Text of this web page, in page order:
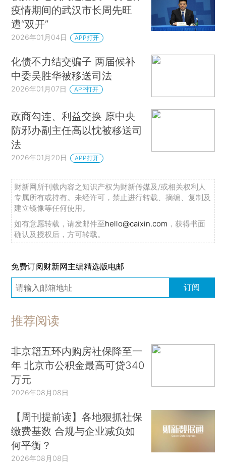
疫情期间的武汉市长周先旺
遭“双开”
2026年01月04日 APP打开
化债不力结交骗子 两届候补
中委吴胜华被移送司法
2026年01月07日 APP打开
政商勾连、利益交换 原中央
防邪办副主任高以忱被移送司
法
2026年01月20日 APP打开
财新网所刊载内容之知识产权为财新传媒及/或相关权利人
专属所有或持有。未经许可，禁止进行转载、摘编、复制及
建立镜像等任何使用。
如有意愿转载，请发邮件至hello@caixin.com ，获得书面
确认及授权后，方可转载。
免费订阅财新网主编精选版电邮
订阅
推荐阅读
非京籍五环内购房社保降至一
年 北京市公积金最高可贷340
万元
2026年08月08日
【周刊提前读】各地狠抓社保
缴费基数 合规与企业减负如
何平衡？
2026年08月08日